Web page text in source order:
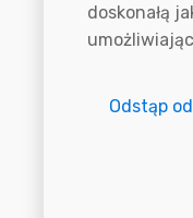
doskonałą
Odstąp